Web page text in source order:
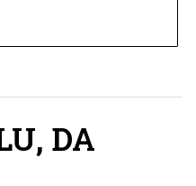
, DA